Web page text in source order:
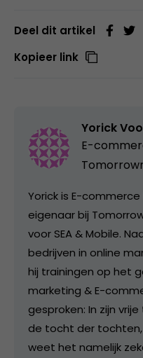
Deel dit artikel
Kopieer link
Yorick
E-
Yorick is E-
eigenaar bij
voor SEA & Mobile.
bedrijven in online
hij trainingen op het
marketing & E-
gesproken: In zijn
de tocht der tochten,
weet het namelijk